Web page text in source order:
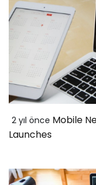
2 yıl önce Mobile
Launches